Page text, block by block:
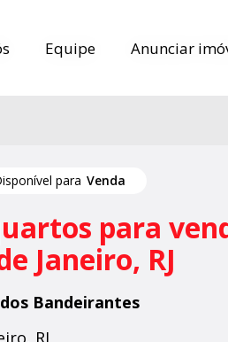
Equipe Anunciar
Equipe Anunciar
para Venda
para
Janeiro, RJ
Bandeirantes
RJ